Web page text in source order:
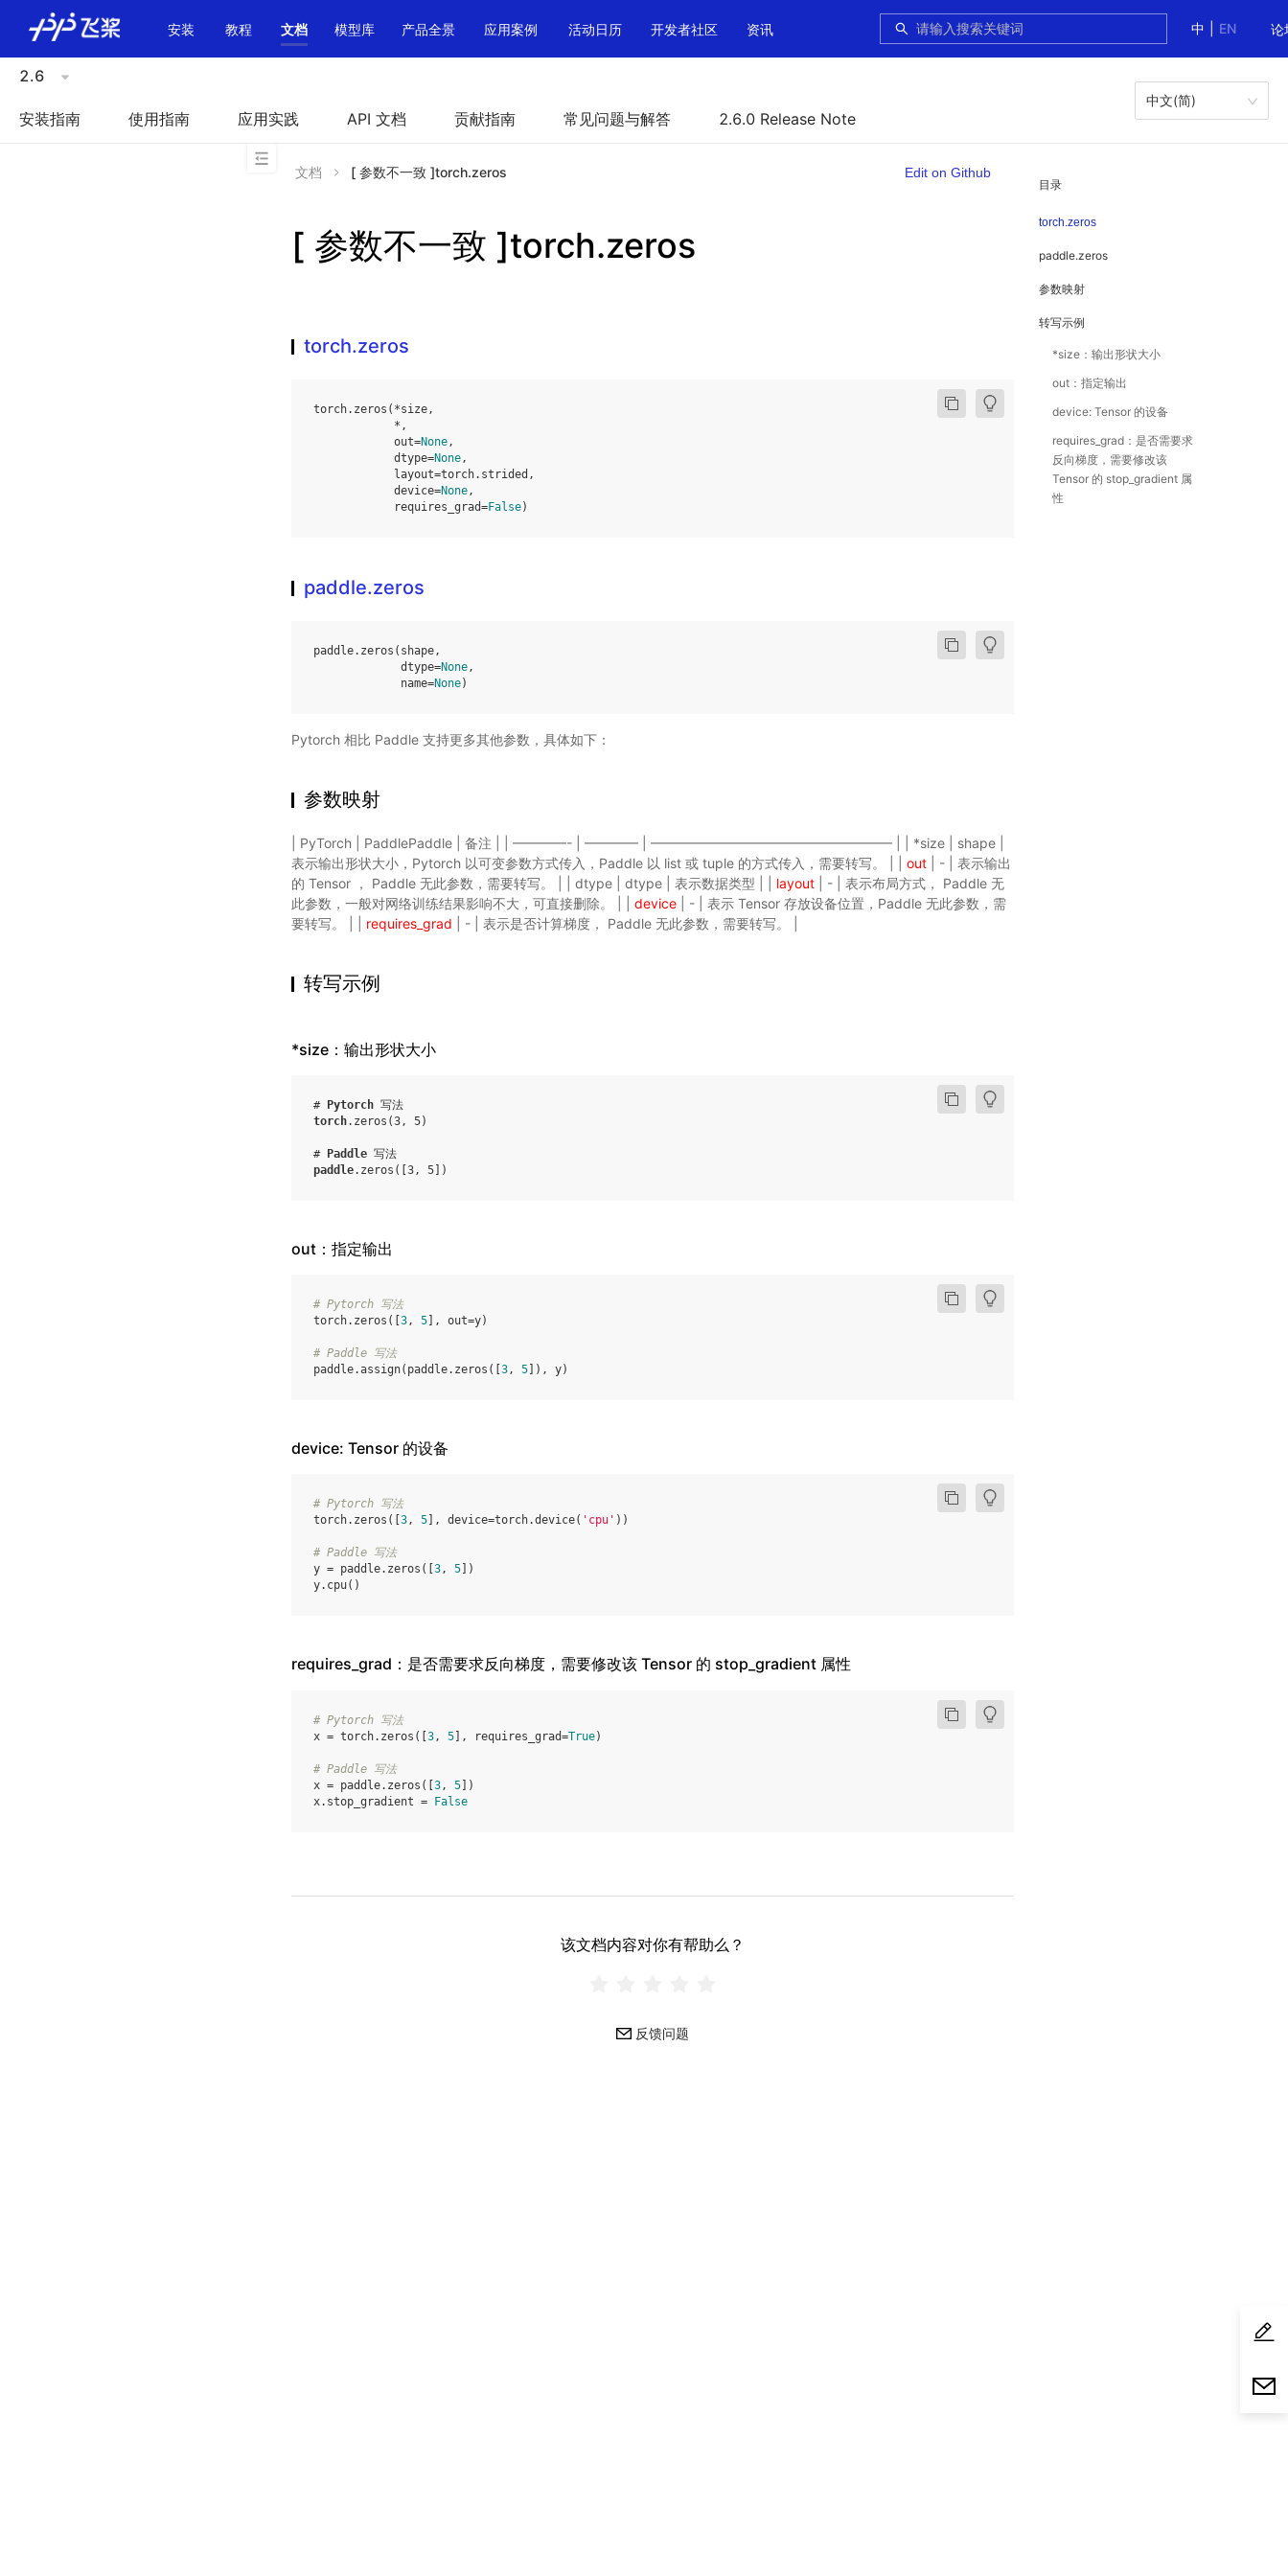
中
EN 论
安装 教程 文档 模型库 产品全景 应用案例 活动日历 开发者社区 资讯
2.6
安装指南 使用指南 应用实践 API 文档 贡献指南 常见问题与解答 2.6.0 Release Note
中文(简)
目录
torch.zeros
paddle.zeros
参数映射
转写示例
*size：输出形状大小
out：指定输出
device: Tensor 的设备
requires_grad：是否需要求
反向梯度，需要修改该
Tensor 的 stop_gradient 属
性
文档 [ 参数不一致 ]torch.zeros Edit on Github
[ 参数不一致 ]torch.zeros
torch.zeros
torch. zeros ( *size,
* ,
out=None,
dtype=None,
layout=torch. strided ,
device=None,
requires_grad=False)
paddle.zeros
paddle. zeros ( shape,
dtype=None,
name=None)
Pytorch 相比 Paddle 支持更多其他参数，具体如下：
参数映射
| PyTorch | PaddlePaddle | 备注 | | ————- | ———— | —————————————————— | | *size | shape |
表示输出形状大小，Pytorch 以可变参数方式传入，Paddle 以 list 或 tuple 的方式传入，需要转写。 | | out
| - | 表示输出
的 Tensor ， Paddle 无此参数，需要转写。 | | dtype | dtype | 表示数据类型 | | layout
| - | 表示布局方式， Paddle 无
此参数，一般对网络训练结果影响不大，可直接删除。 | | device
| - | 表示 Tensor 存放设备位置，Paddle 无此参数，需
要转写。 | | requires_grad | - | 表示是否计算梯度， Paddle 无此参数，需要转写。 |
转写示例
*size：输出形状大小
# Pytorch 写法
torch. zeros (3, 5)
# Paddle 写法
paddle. zeros ( 3, 5 )
out：指定输出
# Pytorch 写法
torch. zeros ([ 3, 5 ], out=y)
# Paddle 写法
paddle.assign( paddle. zeros ([ 3, 5 ]), y)
device: Tensor 的设备
# Pytorch 写法
torch. zeros ([ 3, 5 ], device=torch.device( 'cpu' ))
# Paddle 写法
y = paddle. zeros ([ 3, 5 ])
y. cpu()
requires_grad：是否需要求反向梯度，需要修改该 Tensor 的 stop_gradient 属性
# Pytorch 写法
x = torch. zeros ([3 , 5], requires_grad=True)
# Paddle 写法
x = paddle. zeros ([3 , 5])
x. stop_gradient = False
该文档内容对你有帮助么？
反馈问题